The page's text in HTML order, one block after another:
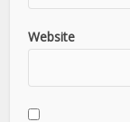
Website